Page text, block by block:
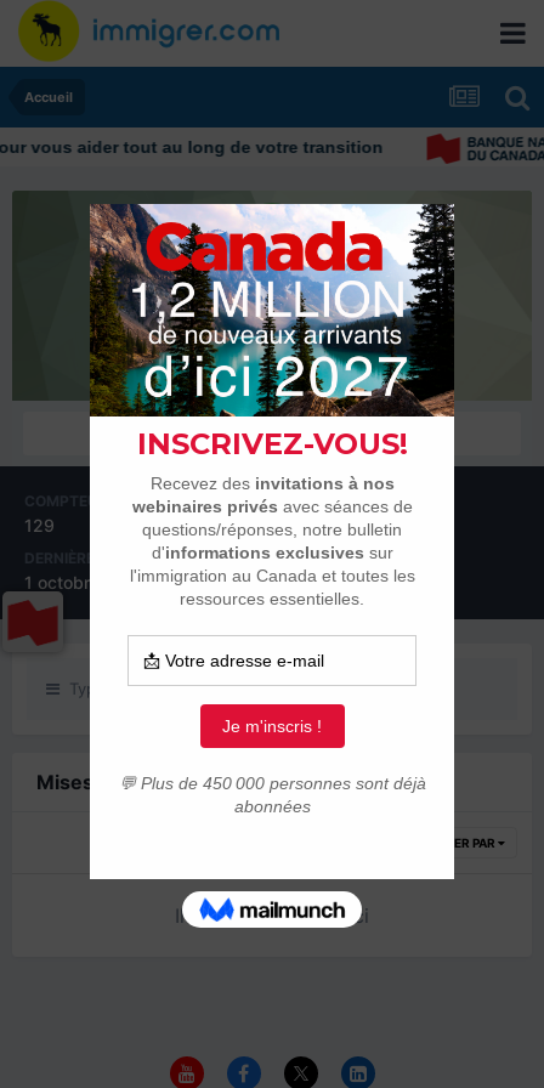
Accueil
vous aider tout au long de votre transition
koko01
Habitués
COMPTEUR DE CONTENUS
129
INSCRIPTION
13 février 2018
DERNIÈRE VISITE
1 octobre 2019
Type de contenu
Mises à jour de statut posté(e)s par koko01
TRIER PAR
Il n’y a encore rien ici